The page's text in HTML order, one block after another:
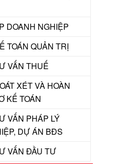
DOANH NGHIỆP
TOÁN QUẢN TRỊ
VẤN THUẾ
XÉT VÀ HOÀN
KẾ TOÁN
VẤN PHÁP LÝ
DỰ ÁN BĐS
VẤN ĐẦU TƯ